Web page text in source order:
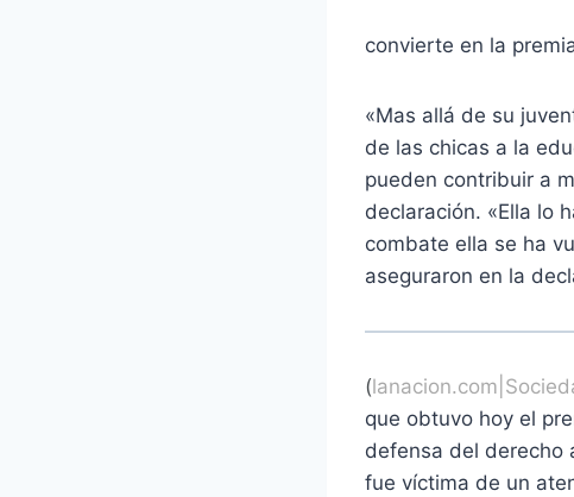
convierte en la
«Mas allá de su
de las chicas a la
pueden contribuir a
declaración. «Ella lo
combate ella se ha
aseguraron en la
(lanacion.com
que obtuvo hoy el
defensa del derecho
fue víctima de un